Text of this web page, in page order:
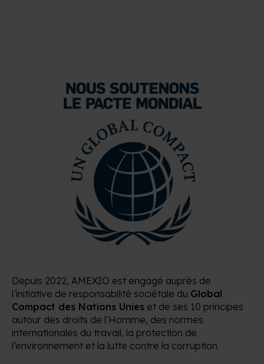
Depuis 2022, AMEXIO est engagé auprès de
l’initiative de responsabilité sociétale du Global
Compact des Nations Unies et de ses 10 principes
autour des droits de l’Homme, des normes
internationales du travail, la protection de
l’environnement et la lutte contre la corruption.